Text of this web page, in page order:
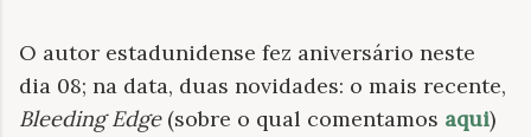
O autor estadunidense fez aniversário neste
dia 08; na data, duas novidades: o mais recente,
Bleeding Edge(sobre o qual comentamos aqui)